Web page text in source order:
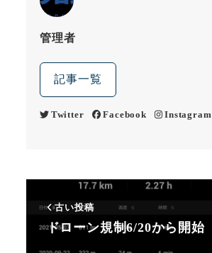
管理者
記事一覧
Twitter Facebook Instagram
古い投稿
ドローン規制6/20から開始